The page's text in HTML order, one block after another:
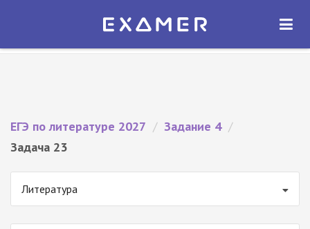
Экзамер — ЕГЭ 2027
ОТКРЫТЬ
ЕГЭ по литературе 2027 / Задание 4 /
Задача 23
Литература